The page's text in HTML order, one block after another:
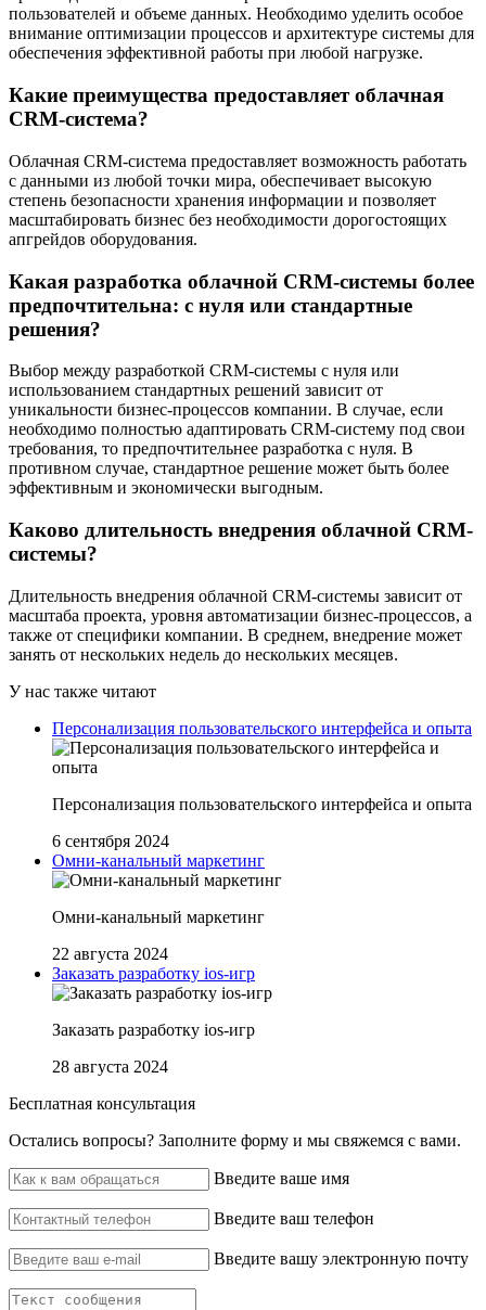
пользователей и объеме данных. Необходимо уделить особое
внимание оптимизации процессов и архитектуре системы для
обеспечения эффективной работы при любой нагрузке.
Какие преимущества предоставляет облачная
CRM-система?
Облачная CRM-система предоставляет возможность работать
с данными из любой точки мира, обеспечивает высокую
степень безопасности хранения информации и позволяет
масштабировать бизнес без необходимости дорогостоящих
апгрейдов оборудования.
Какая разработка облачной CRM-системы более
предпочтительна: с нуля или стандартные
решения?
Выбор между разработкой CRM-системы с нуля или
использованием стандартных решений зависит от
уникальности бизнес-процессов компании. В случае, если
необходимо полностью адаптировать CRM-систему под свои
требования, то предпочтительнее разработка с нуля. В
противном случае, стандартное решение может быть более
эффективным и экономически выгодным.
Каково длительность внедрения облачной CRM-
системы?
Длительность внедрения облачной CRM-системы зависит от
масштаба проекта, уровня автоматизации бизнес-процессов, а
также от специфики компании. В среднем, внедрение может
занять от нескольких недель до нескольких месяцев.
У нас также читают
Персонализация пользовательского интерфейса и опыта
Персонализация пользовательского интерфейса и опыта
6 сентября 2024
Омни-канальный маркетинг
Омни-канальный маркетинг
22 августа 2024
Заказать разработку ios-игр
Заказать разработку ios-игр
28 августа 2024
Бесплатная консультация
Остались вопросы? ‌Заполните форму и мы свяжемся с вами.
Введите ваше имя
Введите ваш телефон
Введите вашу электронную почту